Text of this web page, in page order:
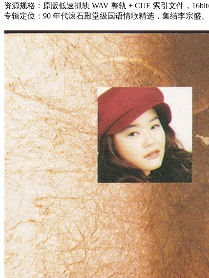
资源规格：原版低速抓轨 WAV 整轨 + CUE 索引文件，
专辑定位：90 年代滚石殿堂级国语情歌精选，集结李宗盛